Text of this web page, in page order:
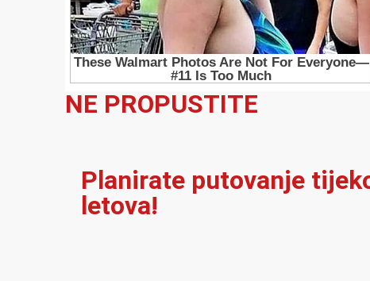
NE PROPUSTITE
Planirate putovanje
letova!